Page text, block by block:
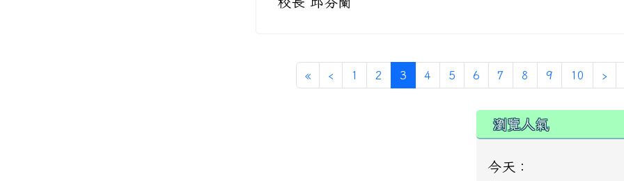
« ‹ 1 2 3 (current)
4 5 6 7 8 9 10 ›
瀏覽人氣
今天：